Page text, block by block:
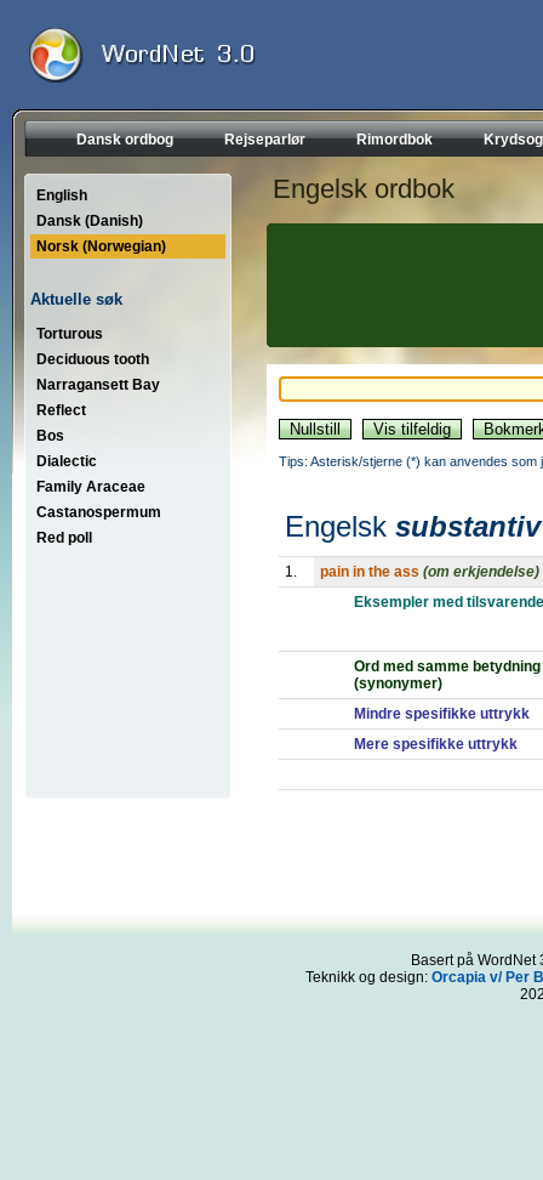
Dansk ordbog Rejseparlør Rimordbok
English
Dansk (Danish)
Norsk (Norwegian)
Aktuelle søk
Torturous
Deciduous tooth
Narragansett Bay
Reflect
Bos
Dialectic
Family Araceae
Castanospermum
Red poll
Engelsk ordbok
Tips: Asterisk/stjerne (*) kan anvendes som
Engelsk substantiv
1. pain in the ass (om erkjendelse)
Eksempler med
Ord med samme betydning
(synonymer)
Mindre spesifikke uttrykk
Mere spesifikke uttrykk
Basert på
Teknikk og design: Orcapia v/ Per